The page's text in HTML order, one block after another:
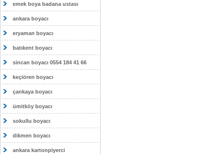
emek boya badana ustası
ankara boyacı
eryaman boyacı
batıkent boyacı
sincan boyacı 0554 184 41 66
keçiören boyacı
çankaya boyacı
ümitköy boyacı
sokullu boyacı
dikmen boyacı
ankara kartonpiyerci